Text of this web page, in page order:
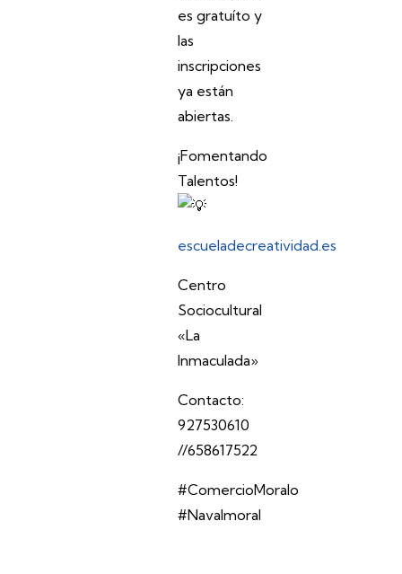
es gratuíto y
las
inscripciones
ya están
abiertas.
¡Fomentando
Talentos!
escueladecreatividad.es
Centro
Sociocultural
«La
Inmaculada»
Contacto:
927530610
//658617522
#ComercioMoralo
#Navalmoral